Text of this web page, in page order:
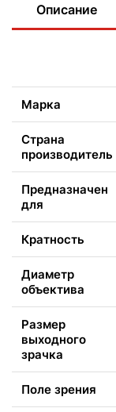
Описание
Марка
Страна
производитель
Предназначен
для
Кратность
Диаметр
объектива
Размер
выходного
зрачка
Поле зрения